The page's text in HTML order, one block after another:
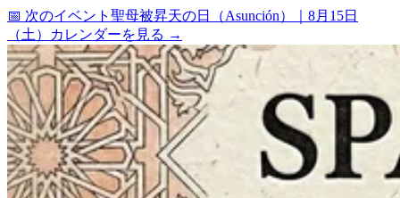
📅 次のイベント 聖母被昇天の日（Asunción）
8月15日
（土）
カレンダーを見る →